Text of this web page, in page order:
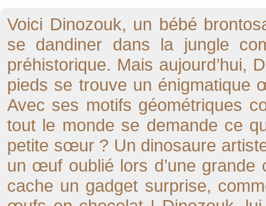
Voici Dinozouk, un bébé
se dandiner dans la jungle
préhistorique. Mais aujourd’hui,
pieds se trouve un
Avec ses motifs géométriques
tout le monde se demande ce
petite sœur ? Un dinosaure
un œuf oublié lors d’une grande
cache un gadget surprise,